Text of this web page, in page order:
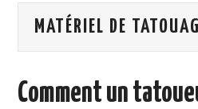
BLOG
MATÉRIEL DE
Comment un